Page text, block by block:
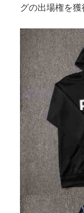
グの出場権を獲